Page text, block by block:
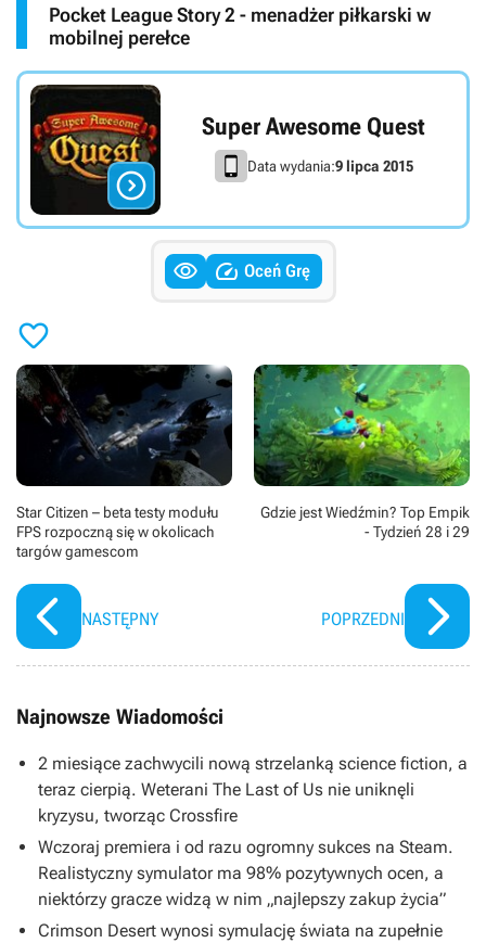
Pocket League Story 2 - menadżer piłkarski w
mobilnej perełce

Super Awesome Quest
Data wydania:9 lipca 2015
  Oceń Grę

Star Citizen – beta testy modułu
FPS rozpoczną się w okolicach
targów gamescom
NASTĘPNY
Gdzie jest Wiedźmin? Top Empik
- Tydzień 28 i 29
POPRZEDNI
Najnowsze Wiadomości
2 miesiące zachwycili nową strzelanką science fiction, a
teraz cierpią. Weterani The Last of Us nie uniknęli
kryzysu, tworząc Crossfire
Wczoraj premiera i od razu ogromny sukces na Steam.
Realistyczny symulator ma 98% pozytywnych ocen, a
niektórzy gracze widzą w nim „najlepszy zakup życia”
Crimson Desert wynosi symulację świata na zupełnie